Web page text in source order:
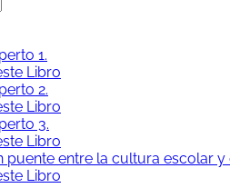
1.
Libro
2.
Libro
3.
Libro
puente entre la cultura escolar y
Libro